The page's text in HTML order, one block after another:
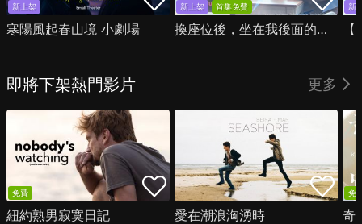
新上架
寒陽風起春山境 小劇場
新上架 首集免費
換座位後，坐在我後面的男生好像喜歡我
新
即將下架熱門影片 更多
免費
紐約熟男寂寞日記 愛在潮浪洶湧時
免
奇